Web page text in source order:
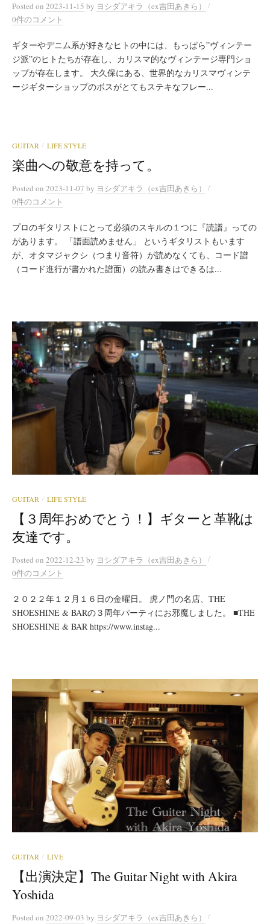
Posted on 2023-11-15 by ヨシダアキラ（ex吉田あきら）
/
0件のコメント
ギターやデニム系が好きなヒトの中には、もっぱら”ヴィンテー
ジ派”のヒトたちが存在し、カリスマ的なヴィンテージ専門ショ
ップが存在します。 大久保にある、世界的なカリスマヴィンテ
ージギターショップのボスがとてもステキなフレー...
GUITAR / LIFE STYLE
楽曲への敬意を持って。
Posted on 2023-11-07 by ヨシダアキラ（ex吉田あきら）
/
0件のコメント
プロのギタリストにとって必須のスキルの１つに『読譜』っての
があります。 「譜面読めません」 というギタリストもいます
が、オタマジャクシ（つまり音符）が読めなくても、コード譜
（コード進行が書かれた譜面）の読み書きはできるは...
GUITAR / LIFE STYLE
【３周年おめでとう！】ギターと革靴は
友達です。
Posted on 2022-12-23 by ヨシダアキラ（ex吉田あきら）
/
0件のコメント
２０２２年１２月１６日の金曜日。 虎ノ門の名店、THE
SHOESHINE & BARの３周年パーティにお邪魔しました。 ■THE
SHOESHINE & BAR https://www.instag...
GUITAR / LIVE
【出演決定】The Guitar Night with Akira
Yoshida
Posted on 2022-09-03 by ヨシダアキラ（ex吉田あきら）
/